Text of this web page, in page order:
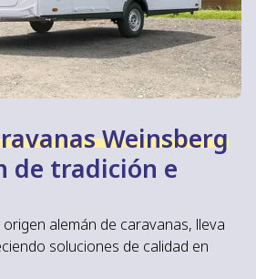
Weinsberg
de tradición e
alemán de caravanas, lleva
soluciones de calidad en